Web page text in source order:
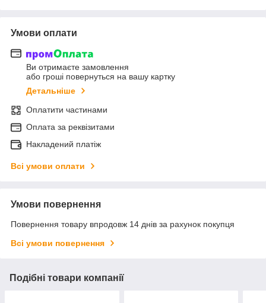
Умови оплати
Ви отримаєте замовлення
або гроші повернуться на вашу картку
Детальніше
Оплатити частинами
Оплата за реквізитами
Накладений платіж
Всі умови оплати
Умови повернення
Повернення товару впродовж 14 днів за рахунок покупця
Всі умови повернення
Подібні товари компанії